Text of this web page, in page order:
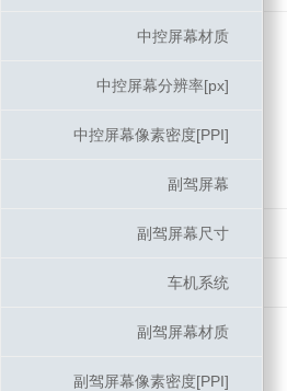
中控屏幕材质
中控屏幕分辨率[px]
中控屏幕像素密度[PPI]
副驾屏幕
副驾屏幕尺寸
车机系统
副驾屏幕材质
副驾屏幕像素密度[PPI]
中控屏幕材质
中控屏幕分辨率[px]
中控屏幕像素密度[PPI]
副驾屏幕
副驾屏幕尺寸
车机系统
副驾屏幕材质
副驾屏幕像素密度[PPI]